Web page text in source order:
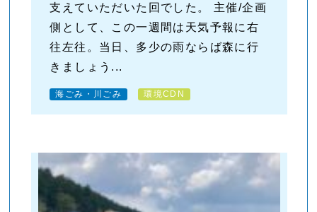
支えていただいた回でした。 主催/企画
側として、この一週間は天気予報に右
往左往。当日、多少の雨ならば森に行
きましょう...
海ごみ・川ごみ 環境CDN